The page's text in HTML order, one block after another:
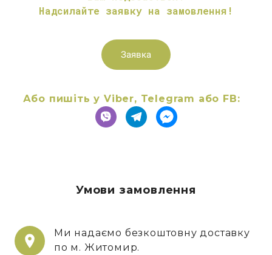
Надсилайте заявку на замовлення!
Заявка
Або пишіть у Viber, Telegram або FB:
Умови замовлення
Ми надаємо безкоштовну доставку
по м. Житомир.